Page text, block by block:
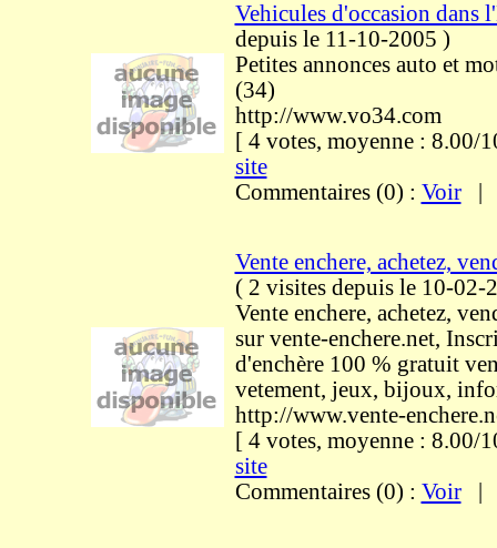
Vehicules d'occasion dans
depuis le 11-10-2005 )
Petites annonces auto et
(34)
http://www.vo34.com
[ 4 votes, moyenne :
site
Commentaires (0) : Voir
Vente enchere, achetez,
(2 visites depuis le 10-02-
Vente enchere, achetez,
sur vente-enchere.net,
d'enchère 100 % gratuit
vetement, jeux, bijoux,
http://www.vente-
[ 4 votes, moyenne :
site
Commentaires (0) : Voir